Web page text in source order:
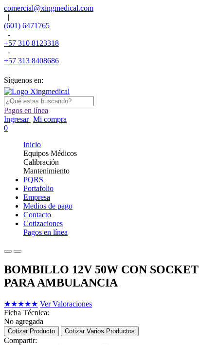
comercial@xingmedical.com
|
(601) 6471765
-
+57 310 8123318
-
+57 313 8408686
Síguenos en:
Pagos en línea
Ingresar Mi compra
0
Inicio
Equipos Médicos
Calibración
Mantenimiento
PQRS
Portafolio
Empresa
Medios de pago
Contacto
Cotizaciones
Pagos en línea
BOMBILLO 12V 50W CON SOCKET
PARA AMBULANCIA
★★★★★ Ver Valoraciones
Ficha Técnica:
No agregada
Cotizar Producto Cotizar Varios Productos
Compartir: